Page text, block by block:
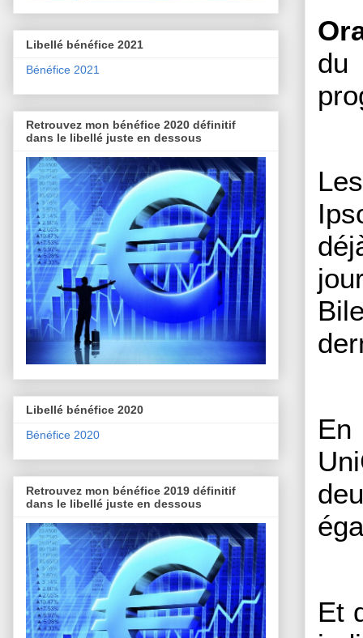
En
Et
Libellé bénéfice 2021
Bénéfice 2021
Retrouvez mon bénéfice 2020 définitif
dans le libellé juste en dessous
Libellé bénéfice 2020
Bénéfice 2020
Retrouvez mon bénéfice 2019 définitif
dans le libellé juste en dessous